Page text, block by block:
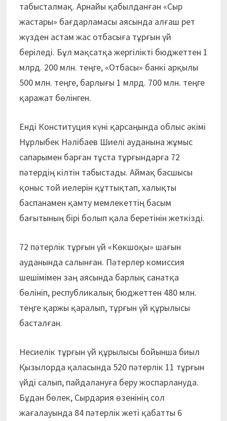
табысталмақ. Арнайы қабылданған «Сыр
жастары» бағдарламасы аясында алғаш рет
жүзден астам жас отбасыға тұрғын үй
беріледі. Бұл мақсатқа жергілікті бюджеттен 1
млрд. 200 млн. теңге, «Отбасы» банкі арқылы
500 млн. теңге, барлығы 1 млрд. 700 млн. теңге
қаражат бөлінген.
Енді Конституция күні қарсаңында облыс әкімі
Нұрлыбек Нәлібаев Шиелі ауданына жұмыс
сапарымен барған тұста тұрғындарға 72
пәтердің кілтін табыстады. Аймақ басшысы
қоныс той иелерін құттықтап, халықты
баспанамен қамту мемлекеттің басым
бағытының бірі болып қала беретінін жеткізді.
72 пәтерлік тұрғын үй «Көкшоқы» шағын
ауданында салынған. Пәтерлер комиссия
шешімімен заң аясында барлық санатқа
бөлініп, республикалық бюджеттен 480 млн.
теңге қаржы қаралып, тұрғын үй құрылысы
басталған.
Несиелік тұрғын үй құрылысы бойынша биыл
Қызылорда қаласында 520 пәтерлік 11 тұрғын
үйді салып, пайдалануға беру жоспарлануда.
Бұдан бөлек, Сырдария өзенінің сол
жағалауында 84 пәтерлік жеті қабатты 6